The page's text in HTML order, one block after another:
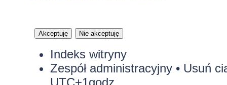
Indeks witryny
Zespół administracyjny• Usuń
UTC+1godz.